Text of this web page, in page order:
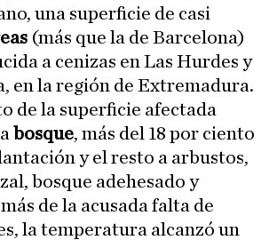
una superficie de casi
(más que la de Barcelona)
a cenizas en Las Hurdes y
en la región de Extremadura.
de la superficie afectada
bosque, más del 18 por ciento
y el resto a arbustos,
bosque adehesado y
de la acusada falta de
la temperatura alcanzó un